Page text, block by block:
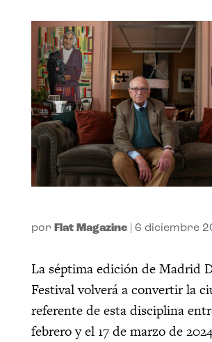
por Flat Magazine| 6 diciembre
La séptima edición de Madrid
Festival volverá a convertir la
referente de esta disciplina
febrero y el 17 de marzo de